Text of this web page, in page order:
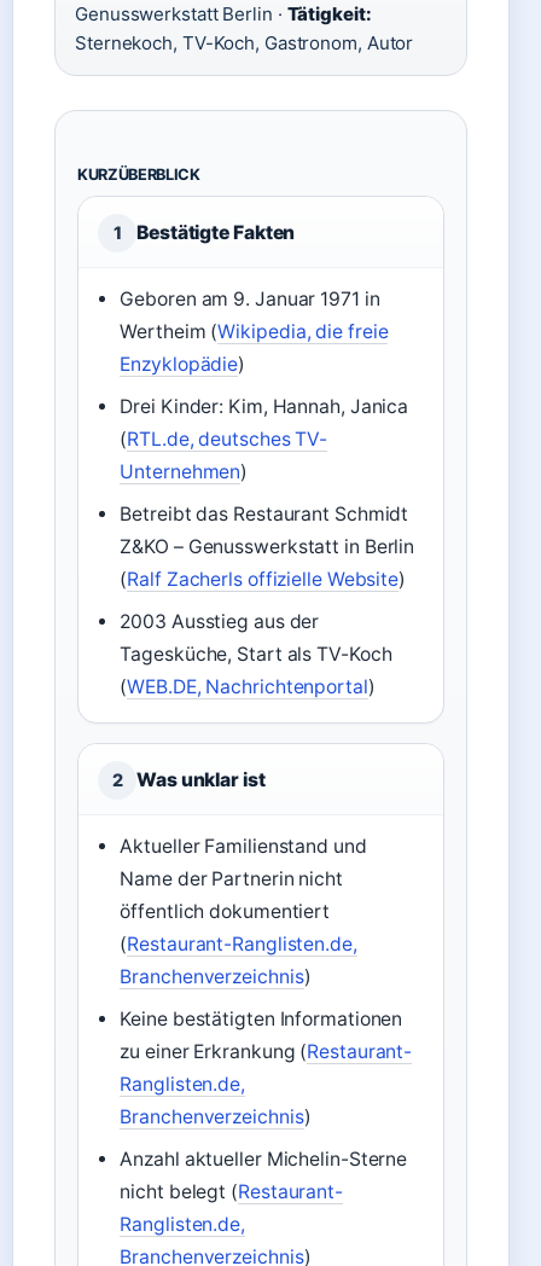
Genusswerkstatt Berlin · Tätigkeit:
Sternekoch, TV-Koch, Gastronom, Autor
KURZÜBERBLICK
1 Bestätigte Fakten
Geboren am 9. Januar 1971 in
Wertheim (Wikipedia, die freie
Enzyklopädie)
Drei Kinder: Kim, Hannah, Janica
(RTL.de, deutsches TV-
Unternehmen)
Betreibt das Restaurant Schmidt
Z&KO – Genusswerkstatt in Berlin
(Ralf Zacherls offizielle Website)
2003 Ausstieg aus der
Tagesküche, Start als TV-Koch
(WEB.DE, Nachrichtenportal)
2 Was unklar ist
Aktueller Familienstand und
Name der Partnerin nicht
öffentlich dokumentiert
(Restaurant-Ranglisten.de,
Branchenverzeichnis)
Keine bestätigten Informationen
zu einer Erkrankung (Restaurant-
Ranglisten.de,
Branchenverzeichnis)
Anzahl aktueller Michelin-Sterne
nicht belegt (Restaurant-
Ranglisten.de,
Branchenverzeichnis)